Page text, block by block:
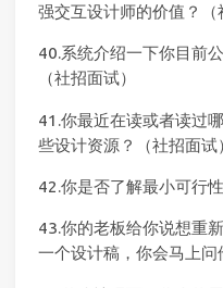
强交互设计师的价值？（
40.系统介绍一下你目前
（社招面试）
41.你最近在读或者读过
些设计资源？（社招面试
42.你是否了解最小可行
43.你的老板给你说想重
一个设计稿，你会马上问